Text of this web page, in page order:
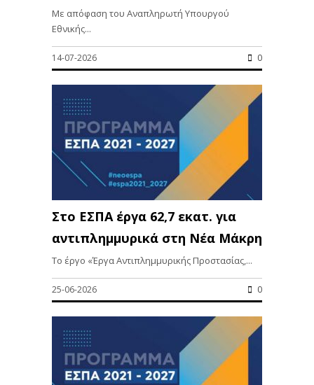
Με απόφαση του Αναπληρωτή Υπουργού
Εθνικής...
14-07-2026 0
Στο ΕΣΠΑ έργα 62,7 εκατ. για
αντιπλημμυρικά στη Νέα Μάκρη
Το έργο «Έργα Αντιπλημμυρικής Προστασίας,...
25-06-2026 0